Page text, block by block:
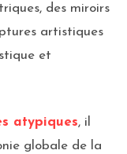
des miroirs
artistiques
et
atypiques, il
globale de la